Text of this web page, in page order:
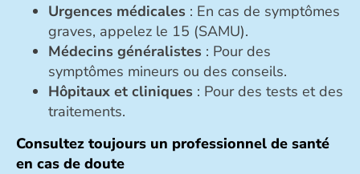
Urgences médicales : En cas de symptômes
graves, appelez le 15 (SAMU).
Médecins généralistes : Pour des
symptômes mineurs ou des conseils.
Hôpitaux et cliniques : Pour des tests et des
traitements.
Consultez toujours un professionnel de santé
en cas de doute